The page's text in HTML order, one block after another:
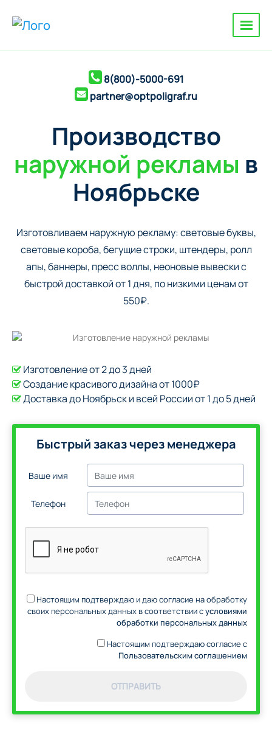
8(800)-5000-691
partner@optpoligraf.ru
Производство
наружной рекламы в
Ноябрьске
Изготовливаем наружную рекламу: cветовые буквы,
cветовые короба, бегущие строки, штендеры, ролл
апы, баннеры, пресс воллы, неоновые вывески с
быстрой доставкой от 1 дня, по низкими ценам от
550₽.
Изготовление от 2 до 3 дней
Создание красивого дизайна от 1000₽
Доставка до Ноябрьск и всей России от 1 до 5 дней
Быстрый заказ через менеджера
Ваше имя
Телефон
Настоящим подтверждаю и даю согласие на обработку
своих персональных данных в соответствии сусловиями
обработки персональных данных
Настоящим подтверждаю согласие с
Пользовательским соглашением
ОТПРАВИТЬ